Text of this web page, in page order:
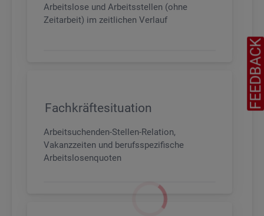
Arbeitslose und Arbeitsstellen (ohne
Zeitarbeit) im zeitlichen Verlauf
Fachkräftesituation
Arbeitsuchenden-Stellen-Relation,
Vakanzzeiten und berufsspezifische
Arbeitslosenquoten
FEEDBACK